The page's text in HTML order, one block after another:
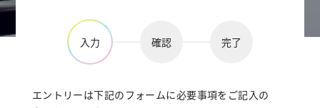
入力 確認 完了
エントリーは下記のフォームに必要事項をご記入の